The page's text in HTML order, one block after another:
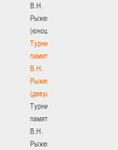
В.Н.
Рыженкова
(юноши)
Турнир
памяти
В.Н.
Рыженкова
(девушки)
Турнир
памяти
В.Н.
Рыженкова